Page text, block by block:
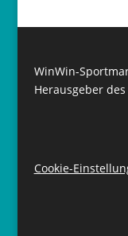
WinWin-
Herausgeber des
Cookie-